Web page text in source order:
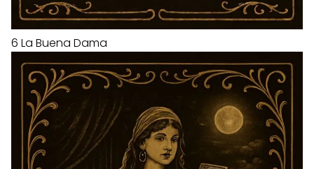
6 La Buena Dama